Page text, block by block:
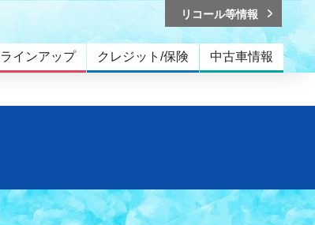
ラインアップ クレジット/保険 中古車情報
リコール等情報